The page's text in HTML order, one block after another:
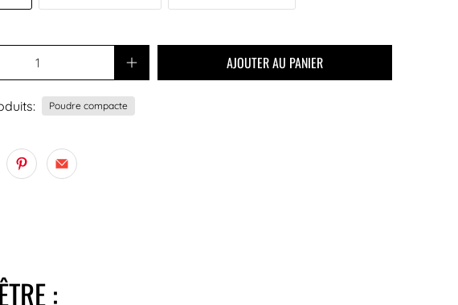
AJOUTER AU PANIER
Poudre compacte
: